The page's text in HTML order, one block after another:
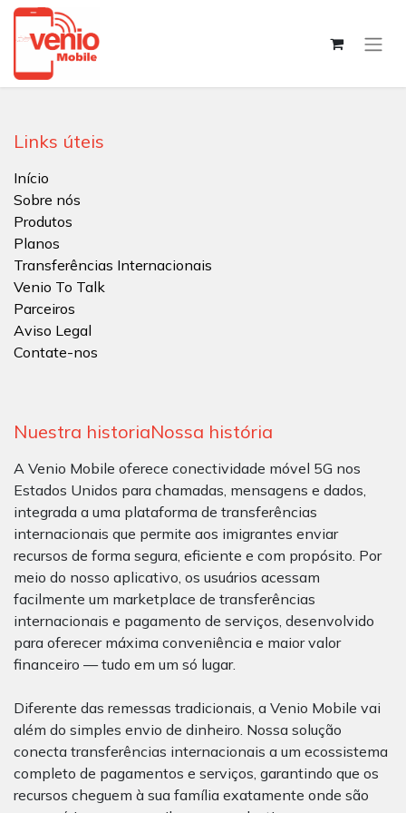
Links úteis
Início
Sobre nós
Produtos
Planos
Transferências Internacionais
Venio To Talk
Parceiros
Aviso Legal
Contate-nos
Nuestra historiaNossa história
A Venio Mobile oferece conectividade móvel 5G nos
Estados Unidos para chamadas, mensagens e dados,
integrada a uma plataforma de transferências
internacionais que permite aos imigrantes enviar
recursos de forma segura, eficiente e com propósito. Por
meio do nosso aplicativo, os usuários acessam
facilmente um marketplace de transferências
internacionais e pagamento de serviços, desenvolvido
para oferecer máxima conveniência e maior valor
financeiro — tudo em um só lugar.
Diferente das remessas tradicionais, a Venio Mobile vai
além do simples envio de dinheiro. Nossa solução
conecta transferências internacionais a um ecossistema
completo de pagamentos e serviços, garantindo que os
recursos cheguem à sua família exatamente onde são